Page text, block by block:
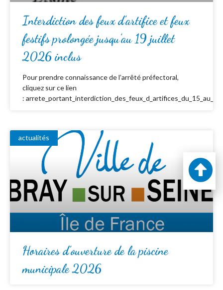
Interdiction des feux d’artifice et feux
festifs prolongée jusqu’au 19 juillet
2026 inclus
Pour prendre connaissance de l’arrêté préfectoral,
cliquez sur ce lien
:
actualités
Horaires d’ouverture de la piscine
municipale 2026